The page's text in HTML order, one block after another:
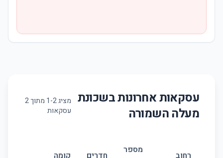
עסקאות אחרונות בשכונת
מעלה השמורה
מציג 1-2 מתוך2
עסקאות
רחוב
מספר
חדרים קומה